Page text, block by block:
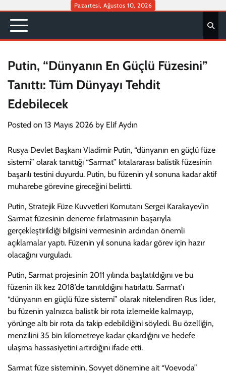
content
Pazartesi, Ağustos 10, 2026
Putin, “Dünyanın En Güçlü Füzesini”
Tanıttı: Tüm Dünyayı Tehdit
Edebilecek
Posted on 13 Mayıs 2026 by Elif Aydın
Rusya Devlet Başkanı Vladimir Putin, “dünyanın en güçlü füze
sistemi” olarak tanıttığı “Sarmat” kıtalararası balistik füzesinin
başarılı testini duyurdu. Putin, bu füzenin yıl sonuna kadar aktif
muharebe görevine gireceğini belirtti.
Putin, Stratejik Füze Kuvvetleri Komutanı Sergei Karakayev’in
Sarmat füzesinin deneme fırlatmasının başarıyla
gerçekleştirildiği bilgisini vermesinin ardından önemli
açıklamalar yaptı. Füzenin yıl sonuna kadar görev için hazır
olacağını vurguladı.
Putin, Sarmat projesinin 2011 yılında başlatıldığını ve bu
füzenin ilk kez 2018’de tanıtıldığını hatırlattı. Sarmat’ı
“dünyanın en güçlü füze sistemi” olarak nitelendiren Rus lider,
bu füzenin yalnızca balistik bir rota izlemekle kalmayıp,
yörünge altı bir rota da takip edebildiğini söyledi. Bu özelliğin,
menzilini 35 bin kilometreye kadar çıkardığını ve hedefe
ulaşma hassasiyetini artırdığını ifade etti.
Sarmat füze sisteminin, Sovyet dönemine ait “Voevoda”